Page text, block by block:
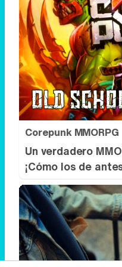
Corepunk MMORPG
Un verdadero
¡Cómo los de